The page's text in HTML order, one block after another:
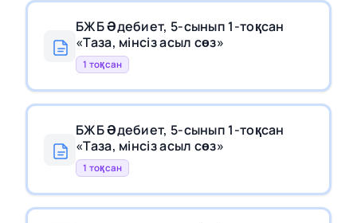
БЖБ Әдебиет, 5-сынып 1-тоқсан
«Таза, мінсіз асыл сөз»
1 тоқсан
БЖБ Әдебиет, 5-сынып 1-тоқсан
«Таза, мінсіз асыл сөз»
1 тоқсан